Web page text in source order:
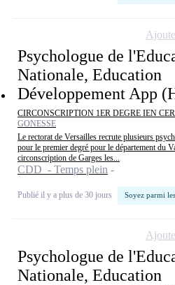
Psychologue de
Nationale, Education
Développement App
CIRCONSCRIPTION 1ER DEGRE IEN
GONESSE
Le rectorat de Versailles recrute plusieurs
pour le premier degré pour le département du
circonscription de Garges les...
CDD - Temps plein
Publié il y a plus de 30 jours Soyez parmi
Psychologue de
Nationale, Education